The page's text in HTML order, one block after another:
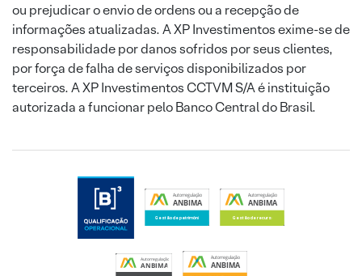
ou prejudicar o envio de ordens ou a recepção de
informações atualizadas. A XP Investimentos exime-se de
responsabilidade por danos sofridos por seus clientes,
por força de falha de serviços disponibilizados por
terceiros. A XP Investimentos CCTVM S/A é instituição
autorizada a funcionar pelo Banco Central do Brasil.